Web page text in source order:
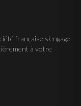
française s'engage
à votre